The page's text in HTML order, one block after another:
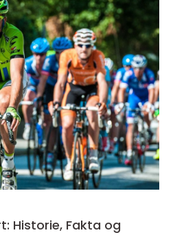
Historie, Fakta og